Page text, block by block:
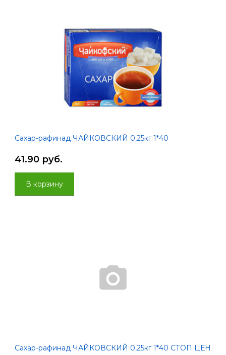
Сахар-рафинад ЧАЙКОВСКИЙ 0,25кг 1*40
41.90 руб.
В корзину
Сахар-рафинад ЧАЙКОВСКИЙ 0,25кг 1*40 СТОП ЦЕН